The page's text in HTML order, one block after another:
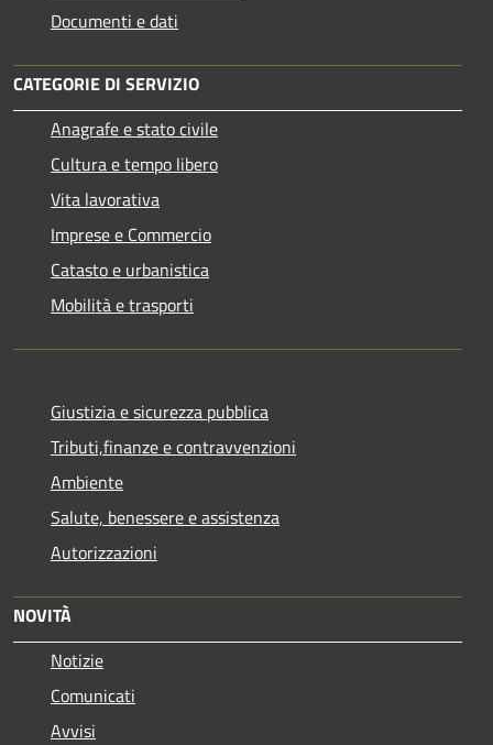
Documenti e dati
CATEGORIE DI SERVIZIO
Anagrafe e stato civile
Cultura e tempo libero
Vita lavorativa
Imprese e Commercio
Catasto e urbanistica
Mobilità e trasporti
Giustizia e sicurezza pubblica
Tributi,finanze e contravvenzioni
Ambiente
Salute, benessere e assistenza
Autorizzazioni
NOVITÀ
Notizie
Comunicati
Avvisi